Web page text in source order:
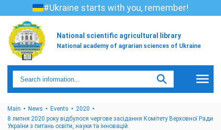
#Ukraine starts with you, remember!
National scientific agricultural library
National academy of agrarian sciences of Ukraine
Main News Events
2020
8 липня 2020 року відбулося чергове засідання Комітету Верховної Ради
України з питань освіти, науки та інновацій.